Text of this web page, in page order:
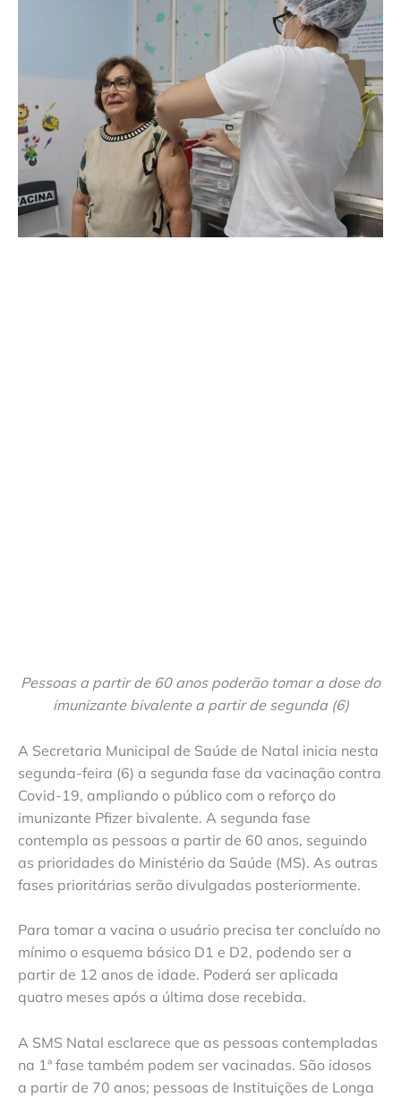
Pessoas a partir de 60 anos poderão tomar a dose do
imunizante bivalente a partir de segunda (6)
A Secretaria Municipal de Saúde de Natal inicia nesta
segunda-feira (6) a segunda fase da vacinação contra
Covid-19, ampliando o público com o reforço do
imunizante Pfizer bivalente. A segunda fase
contempla as pessoas a partir de 60 anos, seguindo
as prioridades do Ministério da Saúde (MS). As outras
fases prioritárias serão divulgadas posteriormente.
Para tomar a vacina o usuário precisa ter concluído no
mínimo o esquema básico D1 e D2, podendo ser a
partir de 12 anos de idade. Poderá ser aplicada
quatro meses após a última dose recebida.
A SMS Natal esclarece que as pessoas contempladas
na 1ª fase também podem ser vacinadas. São idosos
a partir de 70 anos; pessoas de Instituições de Longa